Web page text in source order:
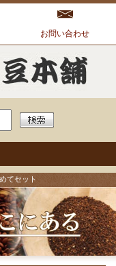
お問い合わせ
てセット